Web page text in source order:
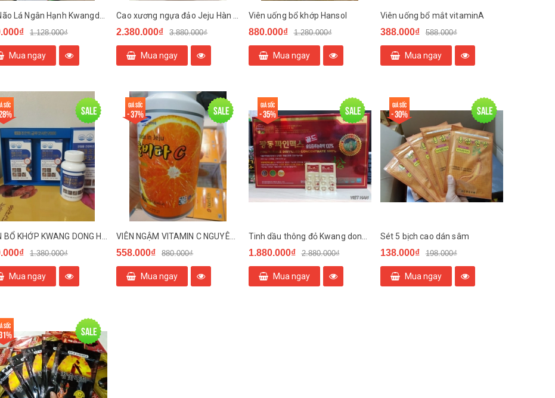
1.128.000₫
Mua ngay
2.380.000₫ 3.880.000₫
Mua ngay
Viên uống bổ khớp Hansol
880.000₫ 1.280.000₫
Mua ngay
Viên uống bổ mắt vitaminA
388.000₫ 588.000₫
Mua ngay
Sale
sốc
1.380.000₫
Mua ngay
Sale
Giá sốc
- 37%
558.000₫ 880.000₫
Mua ngay
Sale
Giá sốc
- 35%
1.880.000₫ 2.880.000₫
Mua ngay
Sale
Giá sốc
- 30%
Sét 5 bịch cao dán sâm
138.000₫ 198.000₫
Mua ngay
Sale
sốc